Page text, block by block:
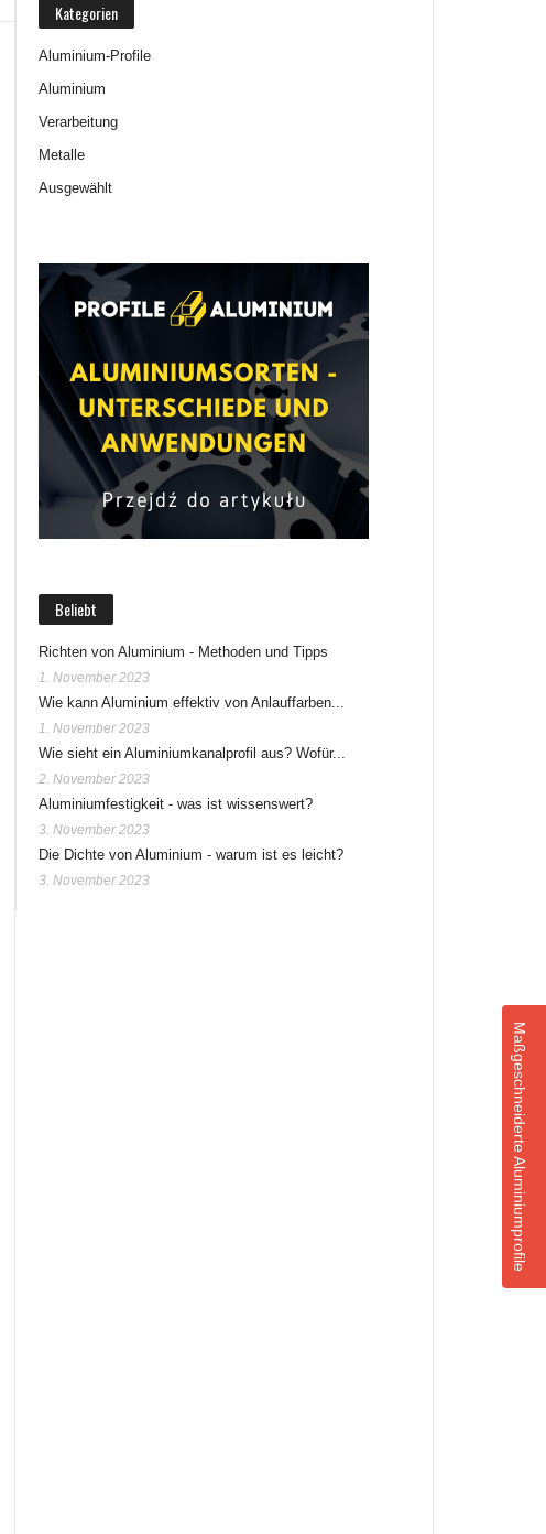
Kategorien
Aluminium-Profile
Aluminium
Verarbeitung
Metalle
Ausgewählt
Beliebt
Richten von Aluminium - Methoden und Tipps
1. November 2023
Wie kann Aluminium effektiv von Anlauffarben...
1. November 2023
Wie sieht ein Aluminiumkanalprofil aus? Wofür...
2. November 2023
Aluminiumfestigkeit - was ist wissenswert?
3. November 2023
Die Dichte von Aluminium - warum ist es leicht?
3. November 2023
Maßgeschneiderte Aluminiumprofile